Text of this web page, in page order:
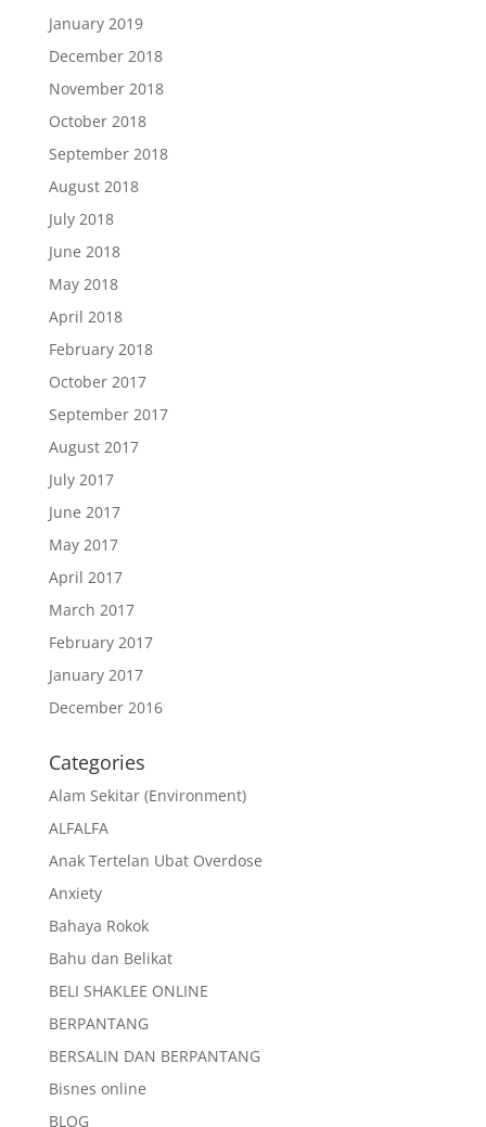
January 2019
December 2018
November 2018
October 2018
September 2018
August 2018
July 2018
June 2018
May 2018
April 2018
February 2018
October 2017
September 2017
August 2017
July 2017
June 2017
May 2017
April 2017
March 2017
February 2017
January 2017
December 2016
Categories
Alam Sekitar (Environment)
ALFALFA
Anak Tertelan Ubat Overdose
Anxiety
Bahaya Rokok
Bahu dan Belikat
BELI SHAKLEE ONLINE
BERPANTANG
BERSALIN DAN BERPANTANG
Bisnes online
BLOG